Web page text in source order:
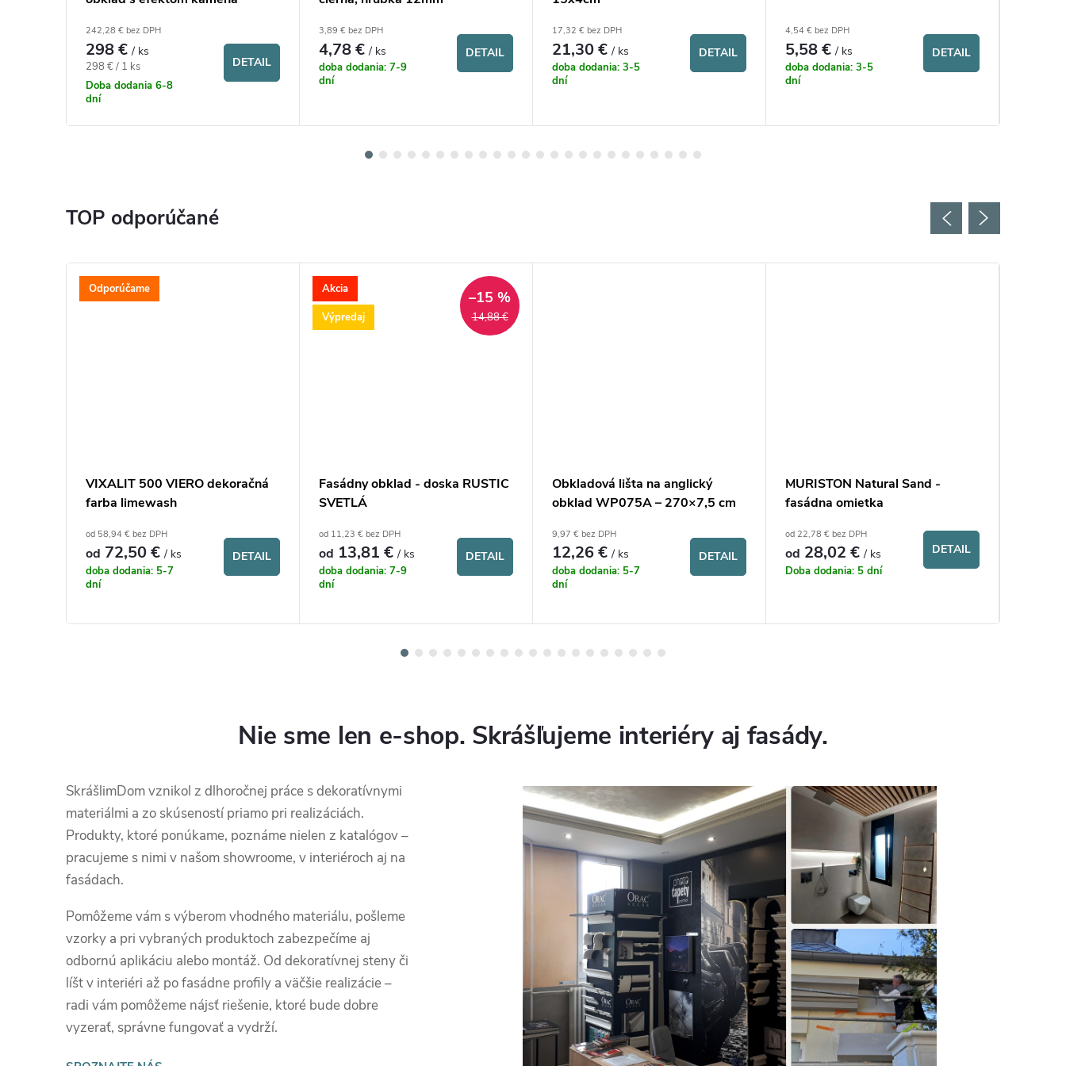
a
á
d
y
242,28 € bez DPH
298 €/ ks
Jednotková
cena:
298 € / 1 ks
Doba dodania 6-8
dní
DETAIL
3,89 € bez DPH
4,78 €/ ks
doba dodania: 7-9
dní
DETAIL
17,32 € bez DPH
21,30 €/ ks
doba dodania: 3-5
dní
DETAIL
4,54 € bez DPH
5,58 €/ ks
doba dodania: 3-5
dní
DETAIL
TOP odporúčané
Odporúčame
VIXALIT 500 VIERO dekoračná
farba limewash
od 58,94 € bez DPH
od 72,50 €/ ks
doba dodania: 5-7
dní
DETAIL
Akcia
Výpredaj
14,88 €
–15 %
Fasádny obklad - doska RUSTIC
SVETLÁ
od 11,23 € bez DPH
od 13,81 €/ ks
doba dodania: 7-9
dní
DETAIL
Obkladová lišta na anglický
obklad WP075A – 270×7,5 cm
9,97 € bez DPH
12,26 €/ ks
doba dodania: 5-7
dní
DETAIL
MURISTON Natural Sand -
fasádna omietka
od 22,78 € bez DPH
od 28,02 €/ ks
Doba dodania: 5 dní
DETAIL
Nie sme len e-shop. Skrášľujeme interiéry aj fasády.
SkrášlimDom vznikol z dlhoročnej práce s dekoratívnymi
materiálmi a zo skúseností priamo pri realizáciách.
Produkty, ktoré ponúkame, poznáme nielen z katalógov –
pracujeme s nimi v našom showroome, v interiéroch aj na
fasádach.
Pomôžeme vám s výberom vhodného materiálu, pošleme
vzorky a pri vybraných produktoch zabezpečíme aj
odbornú aplikáciu alebo montáž. Od dekoratívnej steny či
líšt v interiéri až po fasádne profily a väčšie realizácie –
radi vám pomôžeme nájsť riešenie, ktoré bude dobre
vyzerať, správne fungovať a vydrží.